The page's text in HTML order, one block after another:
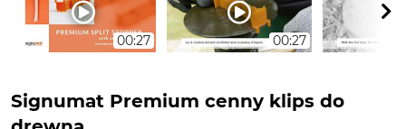
00:27 00:27
Signumat Premium cenny klips do